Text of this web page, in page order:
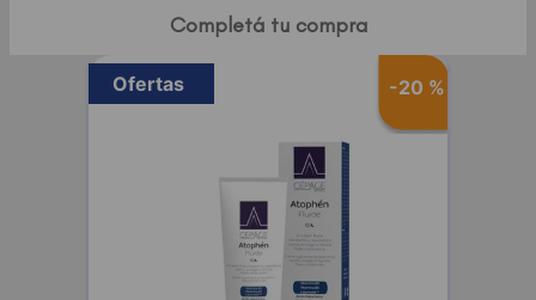
Completá tu compra
-20 %
Ofertas